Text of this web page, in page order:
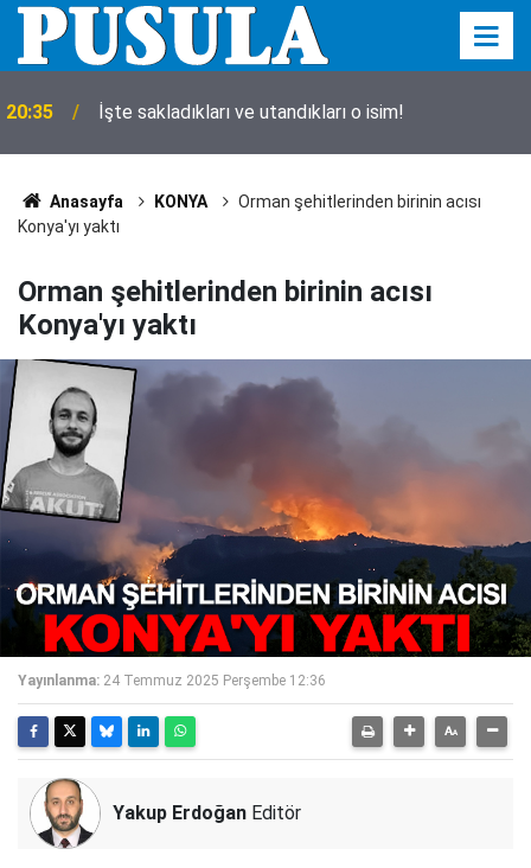
20:35 İşte sakladıkları ve utandıkları o isim!
Anasayfa KONYA
Orman şehitlerinden birinin acısı
Konya'yı yaktı
Orman şehitlerinden birinin acısı
Konya'yı yaktı
Yayınlanma: 24 Temmuz 2025 Perşembe 12:36
Yakup Erdoğan Editör